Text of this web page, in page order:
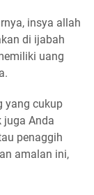
insya allah
di ijabah
uang
yang cukup
juga Anda
penaggih
amalan ini,